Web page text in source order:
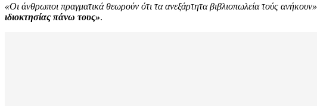
«Οι άνθρωποι πραγματικά θεωρούν ότι τα ανεξάρτητα βιβλιοπωλεία τούς ανήκουν»
ιδιοκτησίας πάνω τους».